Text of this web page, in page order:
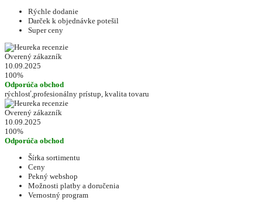
Rýchle dodanie
Darček k objednávke potešil
Super ceny
Overený zákazník
10.09.2025
100%
Odporúča obchod
rýchlosť,profesionálny prístup, kvalita tovaru
Overený zákazník
10.09.2025
100%
Odporúča obchod
Šírka sortimentu
Ceny
Pekný webshop
Možnosti platby a doručenia
Vernostný program